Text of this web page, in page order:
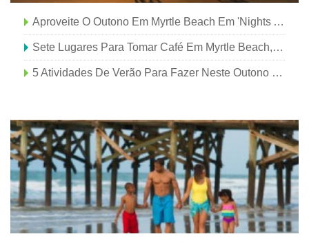
Aproveite O Outono Em Myrtle Beach Em 'Nights At Nance'
Sete Lugares Para Tomar Café Em Myrtle Beach, SC, Esta Queda
5 Atividades De Verão Para Fazer Neste Outono Em Myrtle Beach